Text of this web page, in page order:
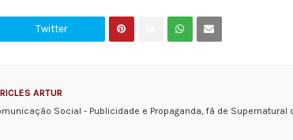
Twitter
ARTUR
Social - Publicidade e Propaganda, fã de